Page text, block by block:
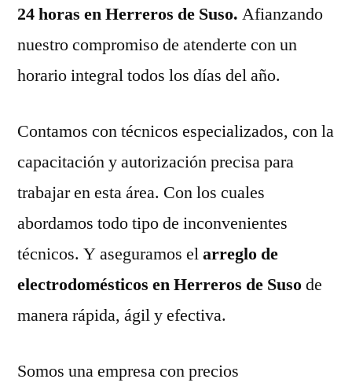
24 horas en Herreros de Suso. Afianzando
nuestro compromiso de atenderte con un
horario integral todos los días del año.
Contamos con técnicos especializados, con la
capacitación y autorización precisa para
trabajar en esta área. Con los cuales
abordamos todo tipo de inconvenientes
técnicos. Y aseguramos elarreglo de
electrodomésticos en Herreros de Susode
manera rápida, ágil y efectiva.
Somos una empresa con precios